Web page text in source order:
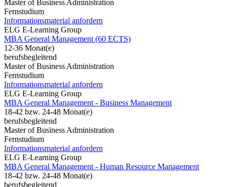
Master of Business Administration
Fernstudium
Informationsmaterial anfordern
ELG E-Learning Group
MBA General Management (60 ECTS)
12-36 Monat(e)
berufsbegleitend
Master of Business Administration
Fernstudium
Informationsmaterial anfordern
ELG E-Learning Group
MBA General Management - Business Management
18-42 bzw. 24-48 Monat(e)
berufsbegleitend
Master of Business Administration
Fernstudium
Informationsmaterial anfordern
ELG E-Learning Group
MBA General Management - Human Resource Management
18-42 bzw. 24-48 Monat(e)
berufsbegleitend